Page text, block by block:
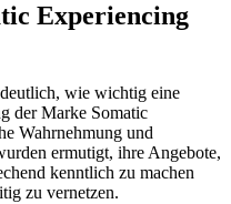
Experiencing
wie wichtig eine
der Marke Somatic
Wahrnehmung und
ermutigt, ihre Angebote,
kenntlich zu machen
zu vernetzen.